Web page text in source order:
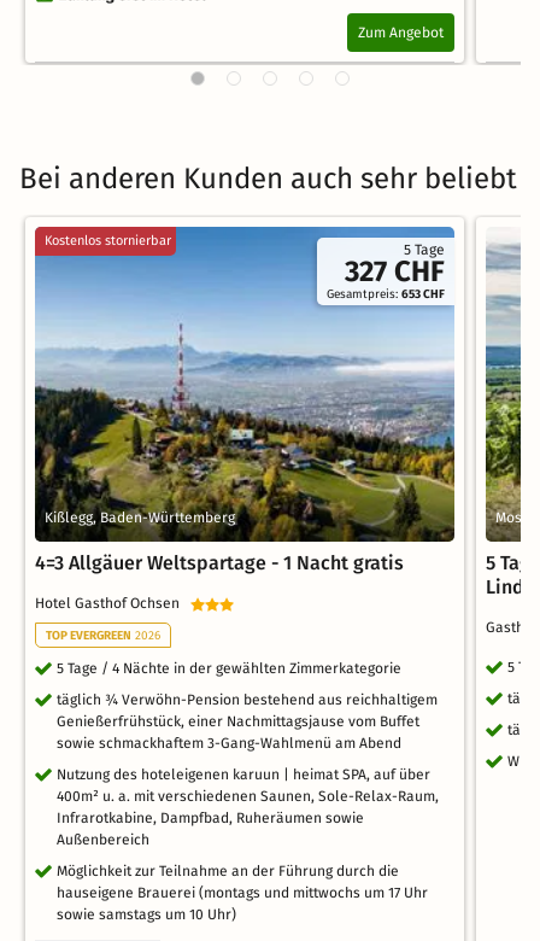
Zum Angebot
Bei anderen Kunden auch sehr beliebt
5 Tage
327 CHF
Gesamtpreis:653 CHF
Kostenlos stornierbar
Kißlegg, Baden-Württemberg
4=3 Allgäuer Weltspartage - 1 Nacht gratis
Hotel Gasthof Ochsen
TOP EVERGREEN 2026
5 Tage / 4 Nächte in der gewählten Zimmerkategorie
täglich ¾ Verwöhn-Pension bestehend aus reichhaltigem
Genießerfrühstück, einer Nachmittagsjause vom Buffet
sowie schmackhaftem 3-Gang-Wahlmenü am Abend
Nutzung des hoteleigenen karuun | heimat SPA, auf über
400m² u. a. mit verschiedenen Saunen, Sole-Relax-Raum,
Infrarotkabine, Dampfbad, Ruheräumen sowie
Außenbereich
Möglichkeit zur Teilnahme an der Führung durch die
hauseigene Brauerei (montags und mittwochs um 17 Uhr
sowie samstags um 10 Uhr)
5
Linde
5